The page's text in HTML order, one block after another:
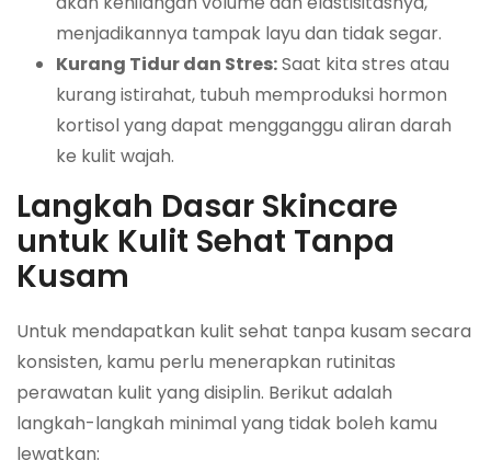
menjadikannya tampak layu dan tidak segar.
Kurang Tidur dan Stres:Saat kita stres atau
kurang istirahat, tubuh memproduksi hormon
kortisol yang dapat mengganggu aliran darah
ke kulit wajah.
Langkah Dasar Skincare
untuk Kulit Sehat Tanpa
Kusam
Untuk mendapatkan kulit sehat tanpa kusam secara
konsisten, kamu perlu menerapkan rutinitas
perawatan kulit yang disiplin. Berikut adalah
langkah-langkah minimal yang tidak boleh kamu
lewatkan: